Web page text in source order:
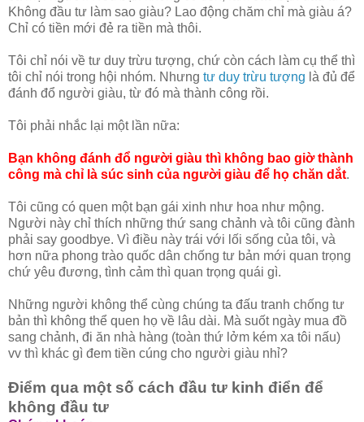
Không đầu tư làm sao giàu? Lao động chăm chỉ mà giàu á?
Chỉ có tiền mới đẻ ra tiền mà thôi.
Tôi chỉ nói về tư duy trừu tượng, chứ còn cách làm cụ thể thì
tôi chỉ nói trong hội nhóm. Nhưng tư duy trừu tượng là đủ để
đánh đổ người giàu, từ đó mà thành công rồi.
Tôi phải nhắc lại một lần nữa:
Bạn không đánh đổ người giàu thì không bao giờ thành
công mà chỉ là súc sinh của người giàu để họ chăn dắt.
Tôi cũng có quen một bạn gái xinh như hoa như mộng.
Người này chỉ thích những thứ sang chảnh và tôi cũng đành
phải say goodbye. Vì điều này trái với lối sống của tôi, và
hơn nữa phong trào quốc dân chống tư bản mới quan trọng
chứ yêu đương, tình cảm thì quan trọng quái gì.
Những người không thể cùng chúng ta đấu tranh chống tư
bản thì không thể quen họ về lâu dài. Mà suốt ngày mua đồ
sang chảnh, đi ăn nhà hàng (toàn thứ lởm kém xa tôi nấu)
vv thì khác gì đem tiền cúng cho người giàu nhỉ?
Điểm qua một số cách đầu tư kinh điển để
không đầu tư